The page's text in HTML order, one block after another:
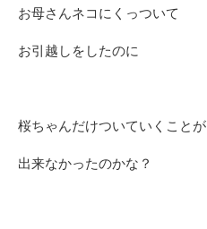
お母さんネコにくっついて
お引越しをしたのに
桜ちゃんだけついていくことが
出来なかったのかな？